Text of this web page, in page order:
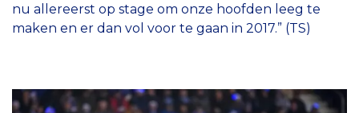
nu allereerst op stage om onze hoofden leeg te
maken en er dan vol voor te gaan in 2017.” (TS)